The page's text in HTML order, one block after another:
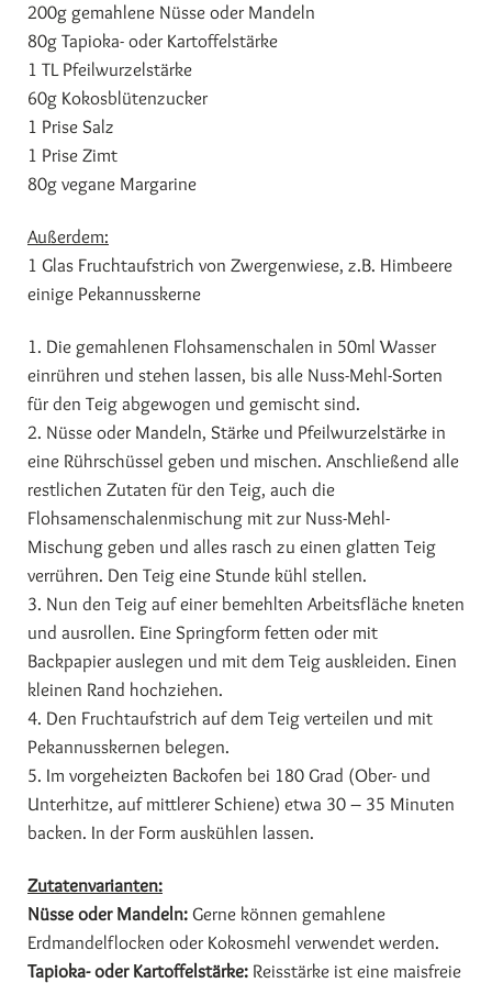
200g gemahlene Nüsse oder Mandeln
80g Tapioka- oder Kartoffelstärke
1 TL Pfeilwurzelstärke
60g Kokosblütenzucker
1 Prise Salz
1 Prise Zimt
80g vegane Margarine
Außerdem:
1 Glas Fruchtaufstrich von Zwergenwiese, z.B. Himbeere
einige Pekannusskerne
1. Die gemahlenen Flohsamenschalen in 50ml Wasser
einrühren und stehen lassen, bis alle Nuss-Mehl-Sorten
für den Teig abgewogen und gemischt sind.
2. Nüsse oder Mandeln, Stärke und Pfeilwurzelstärke in
eine Rührschüssel geben und mischen. Anschließend alle
restlichen Zutaten für den Teig, auch die
Flohsamenschalenmischung mit zur Nuss-Mehl-
Mischung geben und alles rasch zu einen glatten Teig
verrühren. Den Teig eine Stunde kühl stellen.
3. Nun den Teig auf einer bemehlten Arbeitsfläche kneten
und ausrollen. Eine Springform fetten oder mit
Backpapier auslegen und mit dem Teig auskleiden. Einen
kleinen Rand hochziehen.
4. Den Fruchtaufstrich auf dem Teig verteilen und mit
Pekannusskernen belegen.
5. Im vorgeheizten Backofen bei 180 Grad (Ober- und
Unterhitze, auf mittlerer Schiene) etwa 30 – 35 Minuten
backen. In der Form auskühlen lassen.
Zutatenvarianten:
Nüsse oder Mandeln: Gerne können gemahlene
Erdmandelflocken oder Kokosmehl verwendet werden.
Tapioka- oder Kartoffelstärke: Reisstärke ist eine maisfreie